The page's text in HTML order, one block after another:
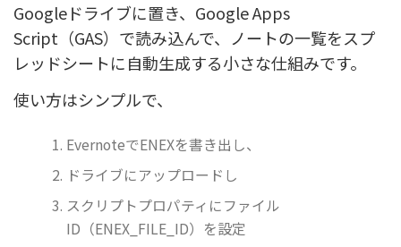
Googleドライブに置き、Google Apps
Script（GAS）で読み込んで、ノートの一覧をスプ
レッドシートに自動生成する小さな仕組みです。
使い方はシンプルで、
EvernoteでENEXを書き出し、
ドライブにアップロードし
スクリプトプロパティにファイル
ID（ENEX_FILE_ID）を設定